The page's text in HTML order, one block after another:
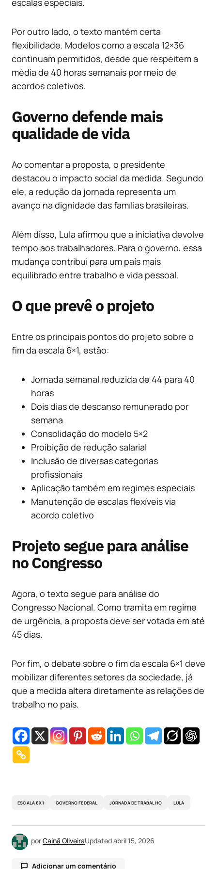
escalas especiais.
Por outro lado, o texto mantém certa
flexibilidade. Modelos como a escala 12×36
continuam permitidos, desde que respeitem a
média de 40 horas semanais por meio de
acordos coletivos.
Governo defende mais
qualidade de vida
Ao comentar a proposta, o presidente
destacou o impacto social da medida. Segundo
ele, a redução da jornada representa um
avanço na dignidade das famílias brasileiras.
Além disso, Lula afirmou que a iniciativa devolve
tempo aos trabalhadores. Para o governo, essa
mudança contribui para um país mais
equilibrado entre trabalho e vida pessoal.
O que prevê o projeto
Entre os principais pontos do projeto sobre o
fim da escala 6×1, estão:
Jornada semanal reduzida de 44 para 40
horas
Dois dias de descanso remunerado por
semana
Consolidação do modelo 5×2
Proibição de redução salarial
Inclusão de diversas categorias
profissionais
Aplicação também em regimes especiais
Manutenção de escalas flexíveis via
acordo coletivo
Projeto segue para análise
no Congresso
Agora, o texto segue para análise do
Congresso Nacional. Como tramita em regime
de urgência, a proposta deve ser votada em até
45 dias.
Por fim, o debate sobre o fim da escala 6×1 deve
mobilizar diferentes setores da sociedade, já
que a medida altera diretamente as relações de
trabalho no país.
ESCALA 6X1 GOVERNO FEDERAL JORNADA DE TRABALHO LULA
porCainã OliveiraUpdatedabril 15, 2026
Adicionar um comentário